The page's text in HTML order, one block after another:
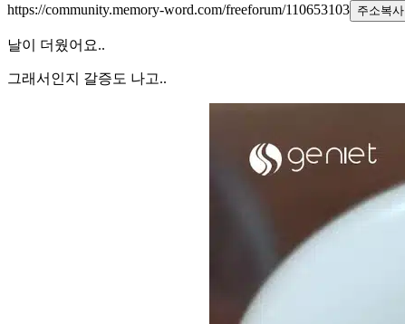
https://community.memory-word.com/freeforum/110653103 주소복사
날이 더웠어요..
그래서인지 갈증도 나고..